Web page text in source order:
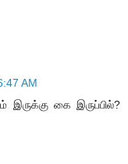
AM
கை இருப்பில்?